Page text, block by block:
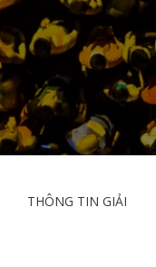
THÔNG TIN GIẢI